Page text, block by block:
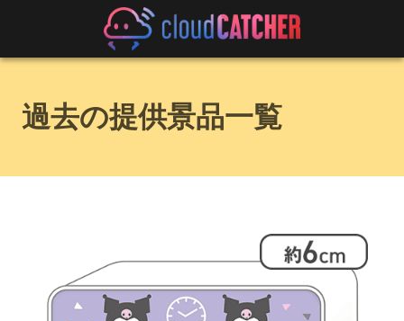
過去の提供景品一覧